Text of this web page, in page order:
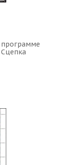
программе